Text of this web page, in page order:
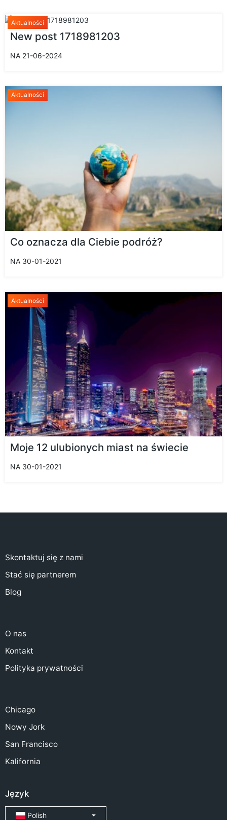
Aktualności
New post 1718981203
NA 21-06-2024
Aktualności
Co oznacza dla Ciebie podróż?
NA 30-01-2021
Aktualności
Moje 12 ulubionych miast na świecie
NA 30-01-2021
Skontaktuj się z nami
Stać się partnerem
Blog
O nas
Kontakt
Polityka prywatności
Chicago
Nowy Jork
San Francisco
Kalifornia
Język
Polish